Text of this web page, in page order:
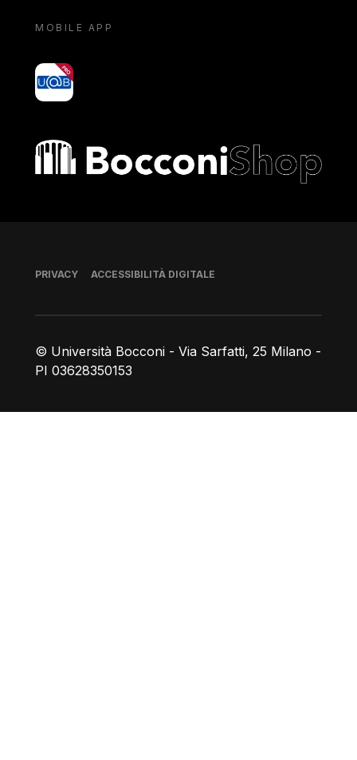
MOBILE APP
yoU@B
Bocconi shop
© Università Bocconi - Via Sarfatti, 25 Milano -
PI 03628350153
Piè di pagina
PRIVACY ACCESSIBILITÀ DIGITALE